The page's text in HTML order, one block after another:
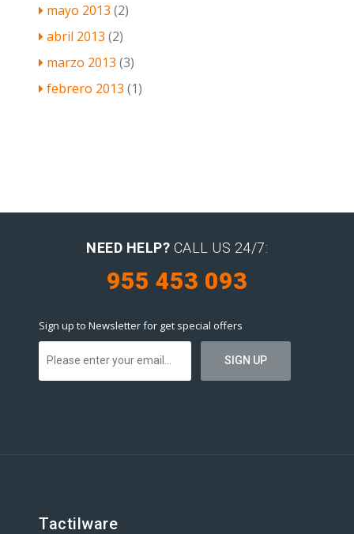
mayo 2013 (2)
abril 2013 (2)
marzo 2013 (3)
febrero 2013 (1)
NEED HELP? CALL US 24/7:
955 453 093
Sign up to Newsletter for get special offers
Tactilware